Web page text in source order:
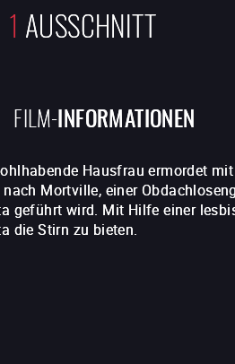
1 AUSSCHNITT
FILM-INFORMATIONEN
Hausfrau ermordet
Mortville, einer
geführt wird. Mit Hilfe einer
die Stirn zu bieten.